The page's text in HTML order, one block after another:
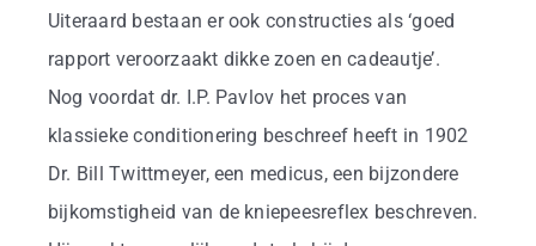
Uiteraard bestaan er ook constructies als ‘goed
rapport veroorzaakt dikke zoen en cadeautje’.
Nog voordat dr. I.P. Pavlov het proces van
klassieke conditionering beschreef heeft in 1902
Dr. Bill Twittmeyer, een medicus, een bijzondere
bijkomstigheid van de kniepeesreflex beschreven.